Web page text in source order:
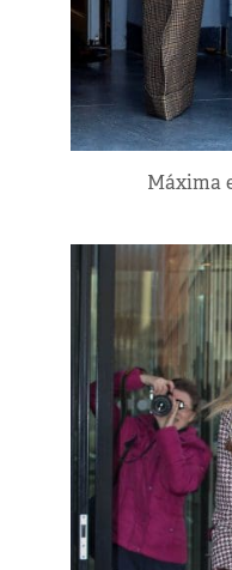
Máxima